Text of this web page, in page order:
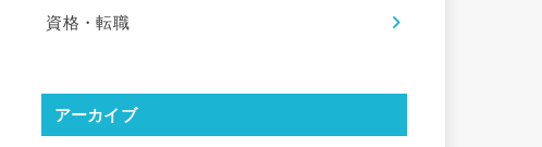
資格・転職
アーカイブ